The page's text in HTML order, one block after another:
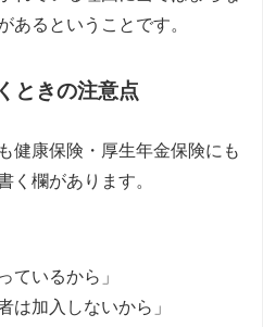
あるということです。
ときの注意点
健康保険・厚生年金保険にも
く欄があります。
ているから」
は加入しないから」